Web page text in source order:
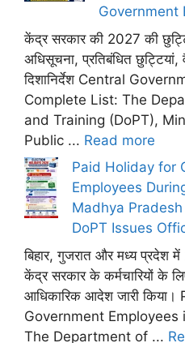
Government
केंद्र सरकार की 2027 की
अधिसूचना, प्रतिबंधित
दिशानिर्देश Central
Complete List: The
and Training (DoPT),
Public ... Read more
Paid Holiday for
Employees
Madhya
DoPT Issues
बिहार, गुजरात और मध्य प्रदेश
केंद्र सरकार के कर्मचारियों के
आधिकारिक आदेश जारी
Government Employees
The Department of ...